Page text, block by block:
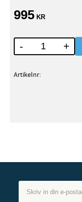
995 KR
+
-
Artikelnr